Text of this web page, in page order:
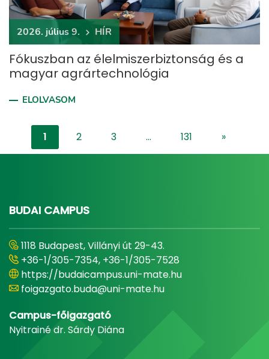
2026. július 9. HÍR
Fókuszban az élelmiszerbiztonság és a
magyar agrártechnológia
ELOLVASOM
1 2 3 ... 131 »
BUDAI CAMPUS
1118 Budapest, Villányi út 29-43.
+36-1/305-7354, +36-1/305-7528
https://budaicampus.uni-mate.hu
foigazgato.buda@uni-mate.hu
Campus-főigazgató
Nyitrainé dr. Sárdy Diána